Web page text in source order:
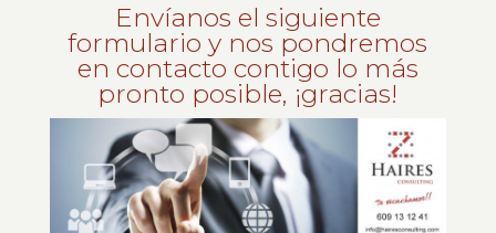
Envíanos el siguiente
formulario y nos pondremos
en contacto contigo lo más
pronto posible, ¡gracias!